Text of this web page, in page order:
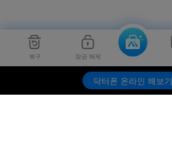
복구 잠금 해제
닥터폰 온라인 해보기